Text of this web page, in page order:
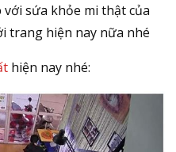
sứa khỏe mi thật của
trang hiện nay nữa nhé
hiện nay nhé: